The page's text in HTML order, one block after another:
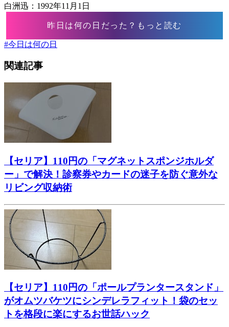
白洲迅：1992年11月1日
昨日は何の日だった？もっと読む
#今日は何の日
関連記事
【セリア】110円の「マグネットスポンジホルダ
ー」で解決！診察券やカードの迷子を防ぐ意外な
リビング収納術
【セリア】110円の「ポールプランタースタンド」
がオムツバケツにシンデレラフィット！袋のセッ
トを格段に楽にするお世話ハック